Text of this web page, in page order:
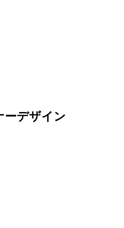
ーデザイン